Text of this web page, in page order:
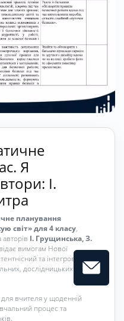
Я
І.
планування
світ» для 4 класу,
І. Грущинська, З.
вимогам Нової
та інтегрований
дослідницьких та
вчителя у щоденній
процес та